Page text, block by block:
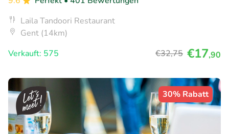
Laila Tandoori Restaurant
Gent (14km)
Verkauft: 575
€32,75 €17,90
30% Rabatt